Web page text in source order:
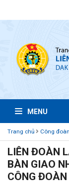
MENU
Trang chủ Công
LIÊN ĐOÀN
BÀN GIAO
CÔNG